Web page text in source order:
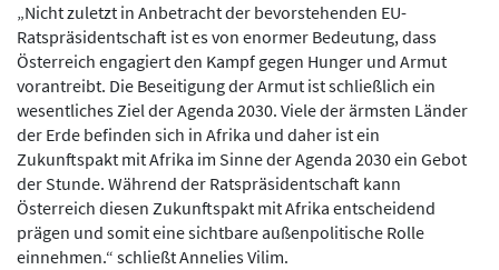
„Nicht zuletzt in Anbetracht der bevorstehenden EU-
Ratspräsidentschaft ist es von enormer Bedeutung, dass
Österreich engagiert den Kampf gegen Hunger und Armut
vorantreibt. Die Beseitigung der Armut ist schließlich ein
wesentliches Ziel der Agenda 2030. Viele der ärmsten Länder
der Erde befinden sich in Afrika und daher ist ein
Zukunftspakt mit Afrika im Sinne der Agenda 2030 ein Gebot
der Stunde. Während der Ratspräsidentschaft kann
Österreich diesen Zukunftspakt mit Afrika entscheidend
prägen und somit eine sichtbare außenpolitische Rolle
einnehmen.“ schließt Annelies Vilim.